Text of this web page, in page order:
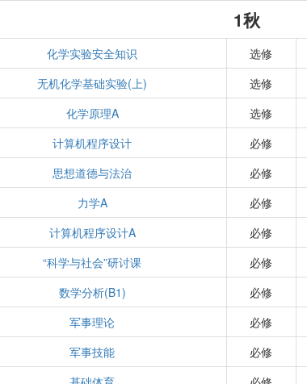
1秋
化学实验安全知识 选修
无机化学基础实验(上) 选修
化学原理A 选修
计算机程序设计 必修
思想道德与法治 必修
力学A 必修
计算机程序设计A 必修
“科学与社会”研讨课 必修
数学分析(B1) 必修
军事理论 必修
军事技能 必修